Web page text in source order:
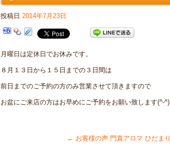
投稿日 2014年7月23日
月曜日は定休日でお休みです。
８月１３日から１５日までの３日間は
前日までのご予約の方のみ営業させて頂きますので
お盆にご来店の方はお早めにご予約をお願い致します(^-^)
← お客様の声 門真アロマ ひだまり